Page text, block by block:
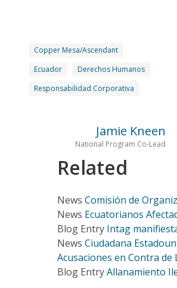
Copper Mesa/Ascendant
Ecuador
Derechos Humanos
Responsabilidad Corporativa
Jamie Kneen
National Program Co-Lead
Related
News Comisión de
News Ecuatorianos
Blog Entry Intag
News Ciudadana
Acusaciones en Contra de
Blog EntryAllanamiento